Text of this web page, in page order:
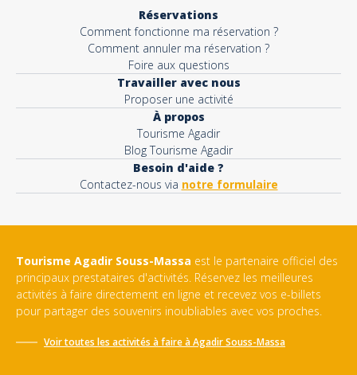
Réservations
Comment fonctionne ma réservation ?
Comment annuler ma réservation ?
Foire aux questions
Travailler avec nous
Proposer une activité
À propos
Tourisme Agadir
Blog Tourisme Agadir
Besoin d'aide ?
Contactez-nous via notre formulaire
Tourisme Agadir Souss-Massa est le partenaire officiel des
principaux prestataires d'activités. Réservez les meilleures
activités à faire directement en ligne et recevez vos e-billets
pour partager des souvenirs inoubliables avec vos proches.
Voir toutes les activités à faire àAgadir Souss-Massa